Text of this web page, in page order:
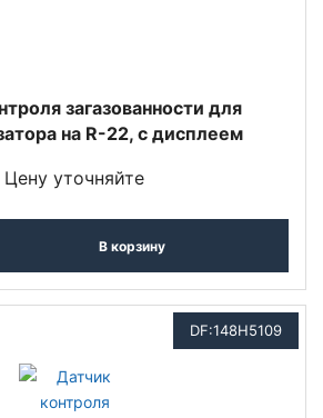
загазованности для
на R-22, с дисплеем
Цену уточняйте
В корзину
DF:148H5109